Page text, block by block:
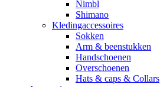
Nimbl
Shimano
Kledingaccessoires
Sokken
Arm & beenstukken
Handschoenen
Overschoenen
Hats & caps & Collars